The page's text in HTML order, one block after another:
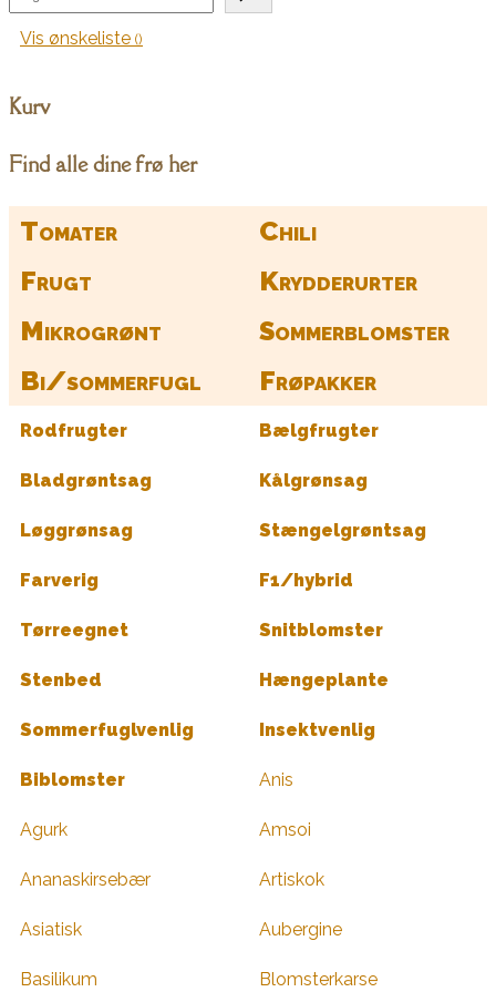
Vis ønskeliste
Kurv
Find alle dine frø her
Tomater
Chili
Frugt
Krydderurter
Mikrogrønt
Sommerblomster
Bi/sommerfugl
Frøpakker
Rodfrugter Bælgfrugter
Bladgrøntsag Kålgrønsag
Løggrønsag Stængelgrøntsag
Farverig F1/hybrid
Tørreegnet Snitblomster
Stenbed Hængeplante
Sommerfuglvenlig Insektvenlig
Biblomster Anis
Agurk Amsoi
Ananaskirsebær Artiskok
Asiatisk Aubergine
Basilikum Blomsterkarse